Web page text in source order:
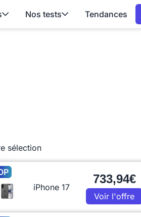
Nos tests Tendances
sélection
iPhone 17
733,94€
Voir l'offre